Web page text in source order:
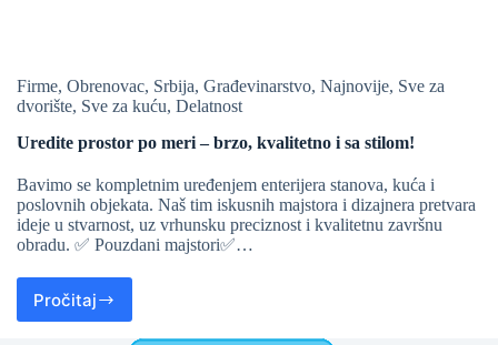
Firme, Obrenovac, Srbija, Građevinarstvo, Najnovije, Sve za
dvorište, Sve za kuću, Delatnost
Uredite prostor po meri – brzo, kvalitetno i sa stilom!
Bavimo se kompletnim uređenjem enterijera stanova, kuća i
poslovnih objekata. Naš tim iskusnih majstora i dizajnera pretvara
ideje u stvarnost, uz vrhunsku preciznost i kvalitetnu završnu
obradu. ✅ Pouzdani majstori✅…
Pročitaj